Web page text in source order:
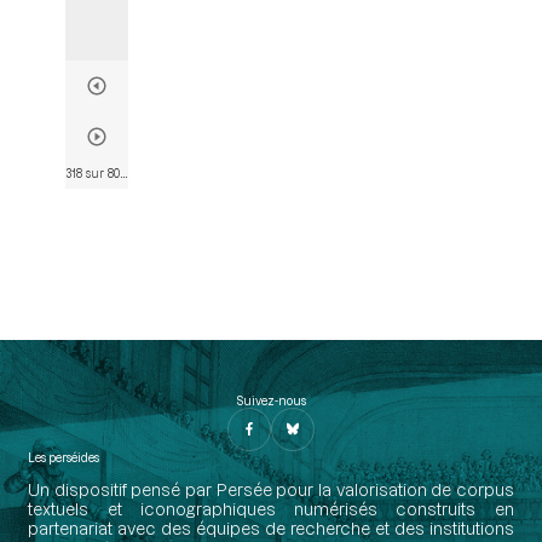
Suivez-nous
Les perséides
Un dispositif pensé par Persée pour la valorisation de corpus
textuels et iconographiques numérisés construits en
partenariat avec des équipes de recherche et des institutions